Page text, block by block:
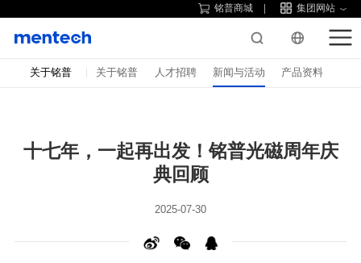
铭普商城 集团网站
关于铭普 关于铭普 人才招聘 新闻与活动 产品资料
典回顾
2025-07-30